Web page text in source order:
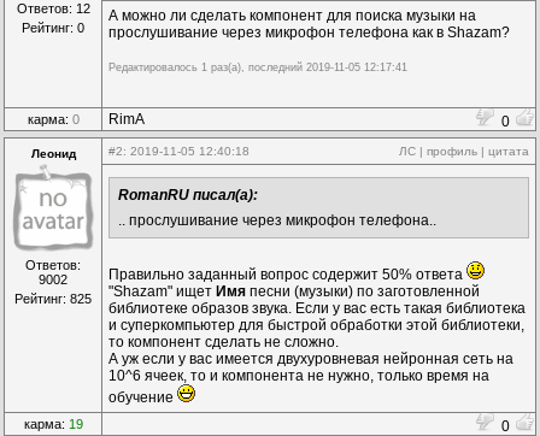
Ответов: 12
Рейтинг: 0
А можно ли сделать компонент для поиска музыки на
прослушивание через микрофон телефона как в Shazam?
Редактировалось 1 раз(а), последний 2019-11-05 12:17:41
карма: 0 RimA 0
Леонид
Ответов:
9002
Рейтинг: 825
#2: 2019-11-05 12:40:18 ЛС | профиль | цитата
RomanRU писал(а):
.. прослушивание через микрофон телефона..
Правильно заданный вопрос содержит 50% ответа
"Shazam" ищет Имя песни (музыки) по заготовленной
библиотеке образов звука. Если у вас есть такая библиотека
и суперкомпьютер для быстрой обработки этой библиотеки,
то компонент сделать не сложно.
А уж если у вас имеется двухуровневая нейронная сеть на
10^6 ячеек, то и компонента не нужно, только время на
обучение
карма: 19 0